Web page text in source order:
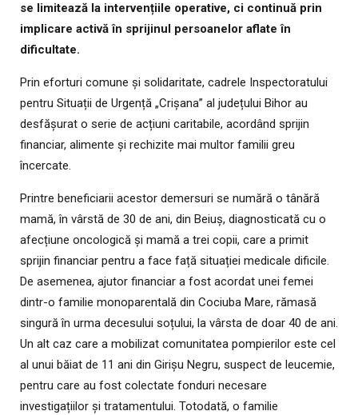
se limitează la intervențiile operative, ci continuă prin
implicare activă în sprijinul persoanelor aflate în
dificultate.
Prin eforturi comune și solidaritate, cadrele Inspectoratului
pentru Situații de Urgență „Crișana” al județului Bihor au
desfășurat o serie de acțiuni caritabile, acordând sprijin
financiar, alimente și rechizite mai multor familii greu
încercate.
Printre beneficiarii acestor demersuri se numără o tânără
mamă, în vârstă de 30 de ani, din Beiuș, diagnosticată cu o
afecțiune oncologică și mamă a trei copii, care a primit
sprijin financiar pentru a face față situației medicale dificile.
De asemenea, ajutor financiar a fost acordat unei femei
dintr-o familie monoparentală din Cociuba Mare, rămasă
singură în urma decesului soțului, la vârsta de doar 40 de ani.
Un alt caz care a mobilizat comunitatea pompierilor este cel
al unui băiat de 11 ani din Girișu Negru, suspect de leucemie,
pentru care au fost colectate fonduri necesare
investigațiilor și tratamentului. Totodată, o familie